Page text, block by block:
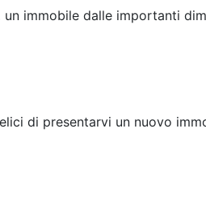
un immobile dalle importanti
di presentarvi un nuovo